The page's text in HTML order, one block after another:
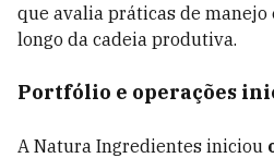
que avalia práticas de
longo da cadeia produtiva.
Portfólio e operações
A Natura Ingredientes iniciou